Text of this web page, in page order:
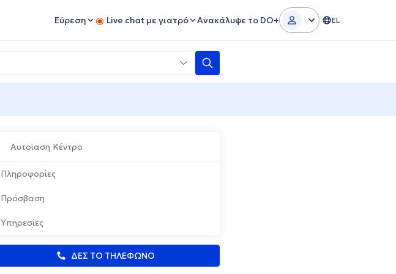
Εύρεση Live chat με γιατρό Ανακάλυψε το DO+ EL
Αυτοϊαση Κέντρο
Πληροφορίες
Πρόσβαση
Υπηρεσίες
ΔΕΣ ΤΟ ΤΗΛΕΦΩΝΟ